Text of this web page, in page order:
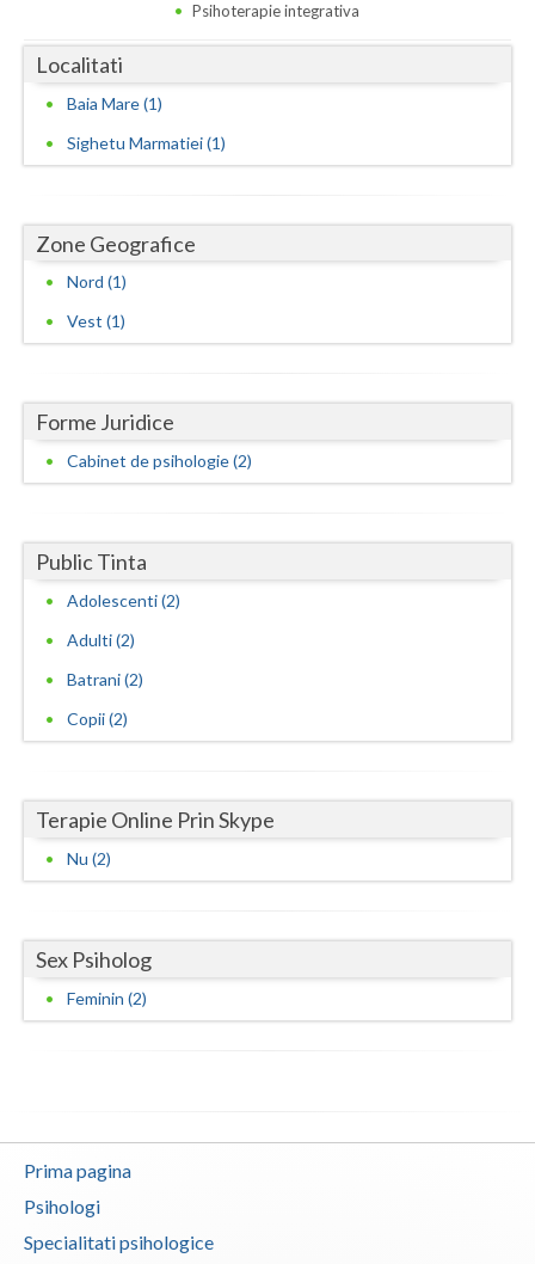
Ialomita
Ilfov
Mehedinti
Mures
Olt
Prahova
Satu-Mare
Sibiu
Suceava
Teleorman
Timis
Vaslui
Psihoterapie integrativa
Localitati
Baia Mare (1)
Sighetu Marmatiei (1)
Zone Geografice
Nord (1)
Vest (1)
Forme Juridice
Cabinet de psihologie (2)
Public Tinta
Adolescenti (2)
Adulti (2)
Batrani (2)
Copii (2)
Terapie Online Prin Skype
Nu (2)
Sex Psiholog
Feminin (2)
Prima pagina
Psihologi
Specialitati psihologice